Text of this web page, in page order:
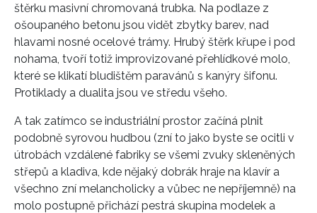
štěrku masivní chromovaná trubka. Na podlaze z
ošoupaného betonu jsou vidět zbytky barev, nad
hlavami nosné ocelové trámy. Hrubý štěrk křupe i pod
nohama, tvoří totiž improvizované přehlídkové molo,
které se klikatí bludištěm paravánů s kanýry šifonu.
Protiklady a dualita jsou ve středu všeho.
A tak zatímco se industriální prostor začíná plnit
podobně syrovou hudbou (zní to jako byste se ocitli v
útrobách vzdálené fabriky se všemi zvuky skleněných
střepů a kladiva, kde nějaký dobrák hraje na klavír a
všechno zní melancholicky a vůbec ne nepříjemně) na
molo postupně přichází pestrá skupina modelek a